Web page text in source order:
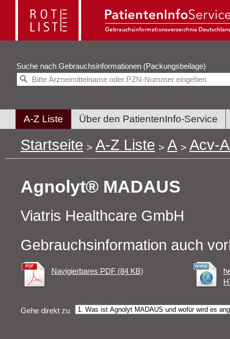
Suche nach Gebrauchsinformationen (Packungsbeilage)
A-Z Liste Über den PatientenInfo-Service
Startseite A-Z Liste A Acv-
Agnolyt® MADAUS
Viatris Healthcare GmbH
Gebrauchsinformation auch
Navigierbares PDF (84 KB)
Gehe direkt zu